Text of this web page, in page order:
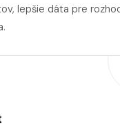
lepšie dáta pre